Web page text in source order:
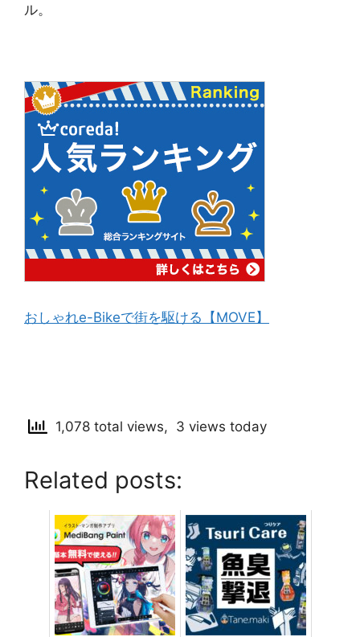
ル。
おしゃれe-Bikeで街を駆ける【MOVE】
1,078 total views, 3 views today
Related posts: